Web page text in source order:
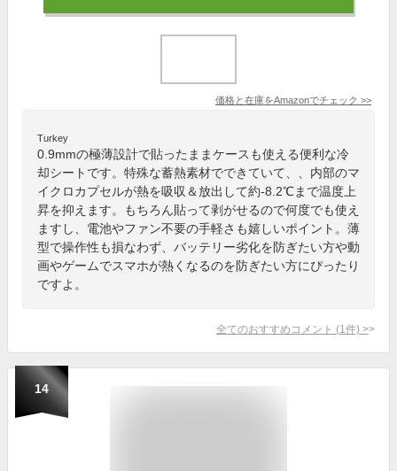
価格と在庫をAmazonでチェック >>
Turkey
0.9mmの極薄設計で貼ったままケースも使える便利な冷
却シートです。特殊な蓄熱素材でできていて、、内部のマ
イクロカプセルが熱を吸収＆放出して約-8.2℃まで温度上
昇を抑えます。もちろん貼って剥がせるので何度でも使え
ますし、電池やファン不要の手軽さも嬉しいポイント。薄
型で操作性も損なわず、バッテリー劣化を防ぎたい方や動
画やゲームでスマホが熱くなるのを防ぎたい方にぴったり
ですよ。
全てのおすすめコメント (1 件) >
14